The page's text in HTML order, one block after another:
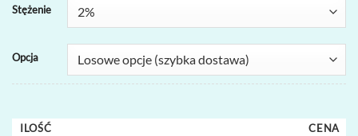
Stężenie
Opcja
ILOŚĆ CENA